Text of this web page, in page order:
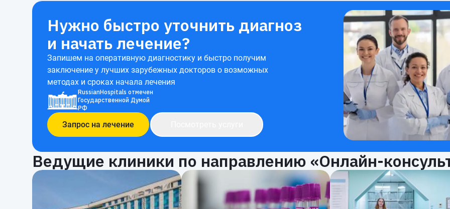
Нужно быстро уточнить диагноз
и начать лечение?
Запишем на оперативную диагностику и быстро получим
заключение у лучших зарубежных докторов о возможных
методах и сроках начала лечения
RussianHospitals отмечен
Государственной Думой
РФ
Запрос на лечение
Ведущие клиники по направлению «Онлайн-